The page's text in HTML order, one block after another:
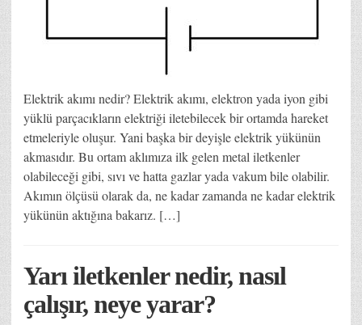
Elektrik akımı nedir? Elektrik akımı, elektron yada iyon gibi
yüklü parçacıkların elektriği iletebilecek bir ortamda hareket
etmeleriyle oluşur. Yani başka bir deyişle elektrik yükünün
akmasıdır. Bu ortam aklımıza ilk gelen metal iletkenler
olabileceği gibi, sıvı ve hatta gazlar yada vakum bile olabilir.
Akımın ölçüsü olarak da, ne kadar zamanda ne kadar elektrik
yükünün aktığına bakarız. […]
Yarı iletkenler nedir, nasıl
çalışır, neye yarar?